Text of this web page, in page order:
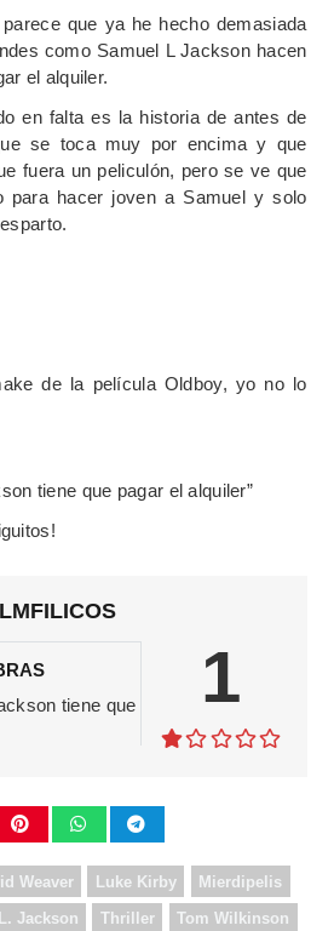
que ya he hecho demasiada
como Samuel L Jackson hacen
el alquiler.
en falta es la historia de antes de
se toca muy por encima y que
fuera un peliculón, pero se ve que
para hacer joven a Samuel y solo
de la película Oldboy, yo no lo
tiene que pagar el alquiler”
tiene que
1
Weaver Luke Kirby Mierdipelis
Jackson Thriller Tom Wilkinson